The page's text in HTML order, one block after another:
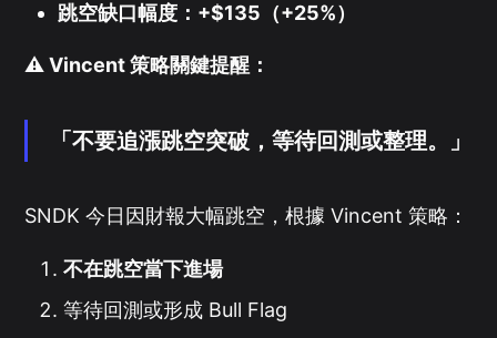
跳空缺口幅度：+$135（+25%）
⚠️ Vincent 策略關鍵提醒：
「不要追漲跳空突破，等待回測或整理。」
SNDK 今日因財報大幅跳空，根據 Vincent 策略：
不在跳空當下進場
等待回測或形成 Bull Flag